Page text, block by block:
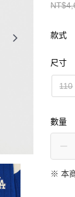
款式
尺寸
110
數量
※ 本